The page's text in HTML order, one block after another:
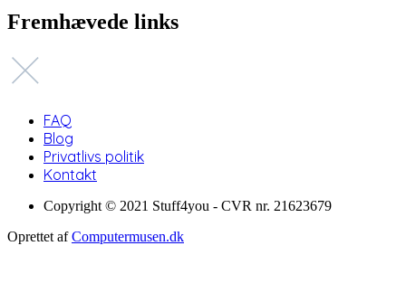
Fremhævede links
FAQ
Blog
Privatlivs politik
Kontakt
Copyright © 2021 Stuff4you - CVR nr. 21623679
Oprettet afComputermusen.dk